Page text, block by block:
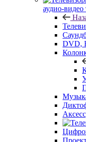
аудио-видео
DVD,